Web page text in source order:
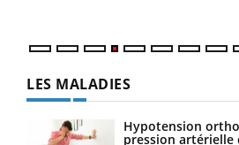
LES MALADIES
Hypotension
pression artérielle